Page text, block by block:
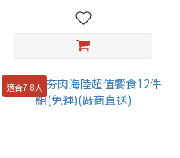
適合7-8人